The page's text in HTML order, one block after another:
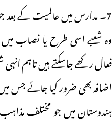
7۔ مدارس میں عالمیت کے
وہ شعبے اسی طرح یا نصاب
فعال رکھے جاسکتے ہیں تاہم
اضافہ بھی ضرور کیا جائے جس
ہندوستان میں جو مختلف